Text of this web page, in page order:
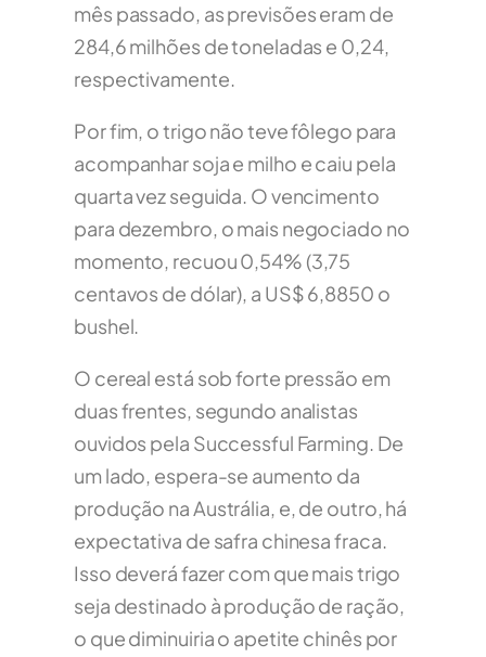
mês passado, as previsões eram de
284,6 milhões de toneladas e 0,24,
respectivamente.
Por fim, o trigo não teve fôlego para
acompanhar soja e milho e caiu pela
quarta vez seguida. O vencimento
para dezembro, o mais negociado no
momento, recuou 0,54% (3,75
centavos de dólar), a US$ 6,8850 o
bushel.
O cereal está sob forte pressão em
duas frentes, segundo analistas
ouvidos pela Successful Farming. De
um lado, espera-se aumento da
produção na Austrália, e, de outro, há
expectativa de safra chinesa fraca.
Isso deverá fazer com que mais trigo
seja destinado à produção de ração,
o que diminuiria o apetite chinês por